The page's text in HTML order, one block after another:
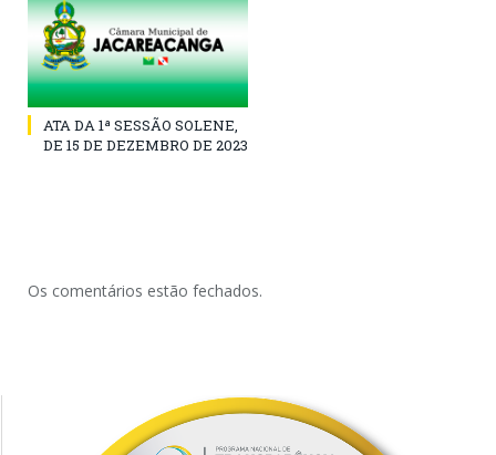
ATA DA 1ª SESSÃO SOLENE,
DE 15 DE DEZEMBRO DE 2023
Os comentários estão fechados.